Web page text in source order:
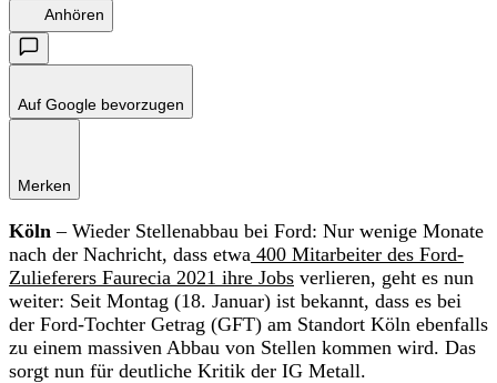
Anhören
Auf Google bevorzugen
Merken
Köln – Wieder Stellenabbau bei Ford: Nur wenige Monate
nach der Nachricht, dass etwa 400 Mitarbeiter des Ford-
Zulieferers Faurecia 2021 ihre Jobs verlieren, geht es nun
weiter: Seit Montag (18. Januar) ist bekannt, dass es bei
der Ford-Tochter Getrag (GFT) am Standort Köln ebenfalls
zu einem massiven Abbau von Stellen kommen wird. Das
sorgt nun für deutliche Kritik der IG Metall.